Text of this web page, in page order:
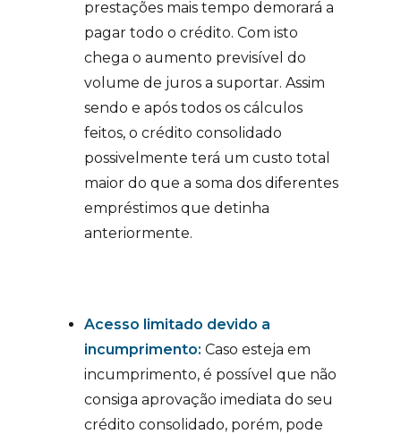
prestações mais tempo demorará a
pagar todo o crédito. Com isto
chega o aumento previsível do
volume de juros a suportar. Assim
sendo e após todos os cálculos
feitos, o crédito consolidado
possivelmente terá um custo total
maior do que a soma dos diferentes
empréstimos que detinha
anteriormente.
Acesso limitado devido a
incumprimento: Caso esteja em
incumprimento, é possível que não
consiga aprovação imediata do seu
crédito consolidado, porém, pode